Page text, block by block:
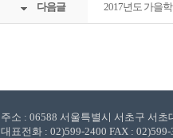
다음글 2017년도 가을
주소 : 06588 서울특별시 서초구 서초
대표전화 : 02)599-2400 FAX :